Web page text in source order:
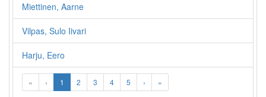
Miettinen, Aarne
Vilpas, Sulo Iivari
Harju, Eero
« ‹ 1 2 3 4 5 › »